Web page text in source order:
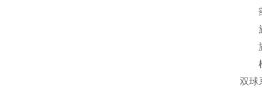
部
旋
旋
双球